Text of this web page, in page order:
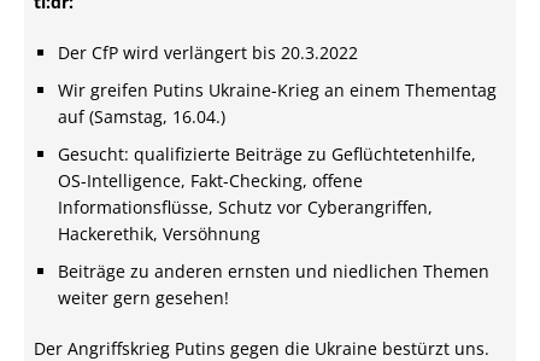
Der CfP wird verlängert bis 20.3.2022
Wir greifen Putins Ukraine-Krieg an einem Thementag
auf (Samstag, 16.04.)
Gesucht: qualifizierte Beiträge zu Geflüchtetenhilfe,
OS-Intelligence, Fakt-Checking, offene
Informationsflüsse, Schutz vor Cyberangriffen,
Hackerethik, Versöhnung
Beiträge zu anderen ernsten und niedlichen Themen
weiter gern gesehen!
Der Angriffskrieg Putins gegen die Ukraine bestürzt uns.